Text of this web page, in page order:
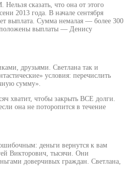
сказать, что она от этого
2013 года. В начале сентября
выплата. Сумма немалая — более 300
положены выплаты — Денису
друзьями. Светлана так и
условия: перечислить
сумму».
хватит, чтобы закрыть ВСЕ долги.
она не поторопится в течение
деньги вернутся к вам
Викторович, тысячи. Они
доверчивых граждан. Светлана,